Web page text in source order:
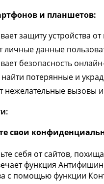
и планшетов:
защиту устройства
личные данные
безопасность
потерянные и
нежелательные вызовы
свои
себя от сайтов,
функция
с помощью функции